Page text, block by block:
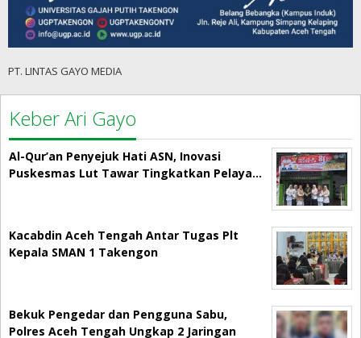
PT. LINTAS GAYO MEDIA
Keber Ari Gayo
Al-Qur’an Penyejuk Hati ASN, Inovasi
Puskesmas Lut Tawar Tingkatkan Pelaya…
Kacabdin Aceh Tengah Antar Tugas Plt
Kepala SMAN 1 Takengon
Bekuk Pengedar dan Pengguna Sabu,
Polres Aceh Tengah Ungkap 2 Jaringan